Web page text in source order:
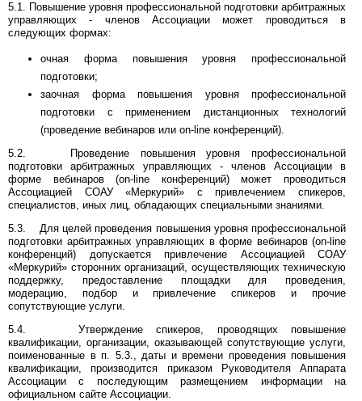
5.1. Повышение уровня профессиональной подготовки арбитражных
управляющих - членов Ассоциации может проводиться в
следующих формах:
очная форма повышения уровня профессиональной
подготовки;
заочная форма повышения уровня профессиональной
подготовки с применением дистанционных технологий
(проведение вебинаров или on-line конференций).
5.2. Проведение повышения уровня профессиональной
подготовки арбитражных управляющих - членов Ассоциации в
форме вебинаров (on-line конференций) может проводиться
Ассоциацией СОАУ «Меркурий» с привлечением спикеров,
специалистов, иных лиц, обладающих специальными знаниями.
5.3. Для целей проведения повышения уровня профессиональной
подготовки арбитражных управляющих в форме вебинаров (on-line
конференций) допускается привлечение Ассоциацией СОАУ
«Меркурий» сторонних организаций, осуществляющих техническую
поддержку, предоставление площадки для проведения,
модерацию, подбор и привлечение спикеров и прочие
сопутствующие услуги.
5.4. Утверждение спикеров, проводящих повышение
квалификации, организации, оказывающей сопутствующие услуги,
поименованные в п. 5.3., даты и времени проведения повышения
квалификации, производится приказом Руководителя Аппарата
Ассоциации с последующим размещением информации на
официальном сайте Ассоциации.